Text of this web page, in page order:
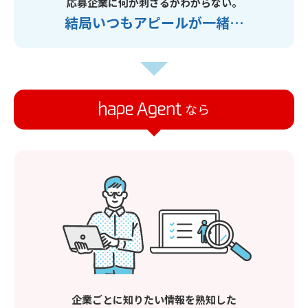
結局いつもアピールが一緒…
なら
企業ごとに知りたい情報を熟知した